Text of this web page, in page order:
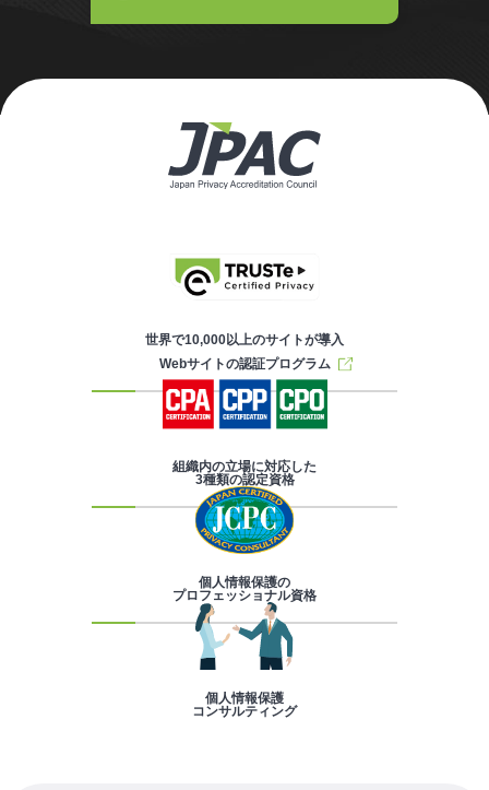
世界で10,000以上のサイトが導入
Webサイトの認証プログラム
組織内の立場に対応した
3種類の認定資格
個人情報保護の
プロフェッショナル資格
個人情報保護
コンサルティング